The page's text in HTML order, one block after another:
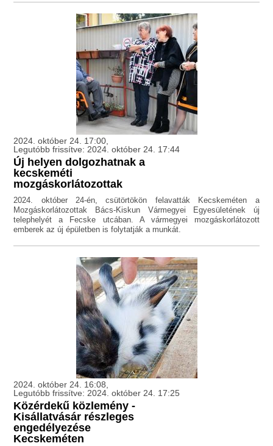
2024. október 24. 17:00,
Legutóbb frissítve: 2024. október 24. 17:44
Új helyen dolgozhatnak a
kecskeméti
mozgáskorlátozottak
2024. október 24-én, csütörtökön felavatták Kecskeméten a
Mozgáskorlátozottak Bács-Kiskun Vármegyei Egyesületének új
telephelyét a Fecske utcában. A vármegyei mozgáskorlátozott
emberek az új épületben is folytatják a munkát.
2024. október 24. 16:08,
Legutóbb frissítve: 2024. október 24. 17:25
Közérdekű közlemény -
Kisállatvásár részleges
engedélyezése
Kecskeméten